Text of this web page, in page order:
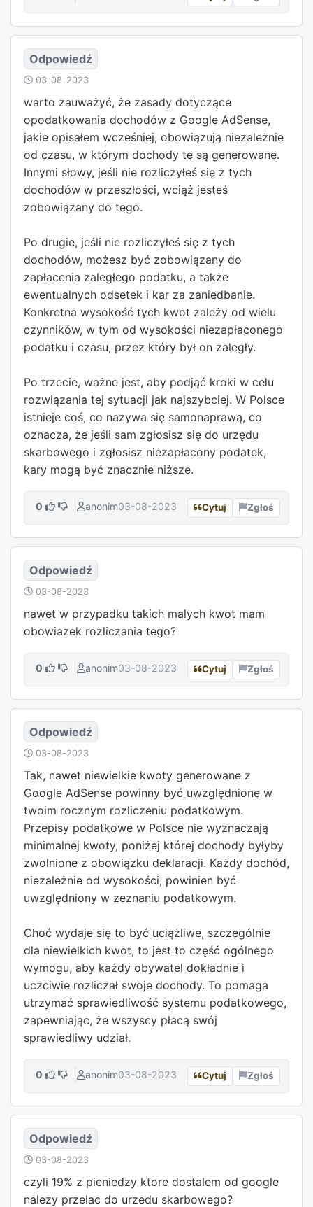
Odpowiedź
03-08-2023
warto zauważyć, że zasady dotyczące
opodatkowania dochodów z Google AdSense,
jakie opisałem wcześniej, obowiązują niezależnie
od czasu, w którym dochody te są generowane.
Innymi słowy, jeśli nie rozliczyłeś się z tych
dochodów w przeszłości, wciąż jesteś
zobowiązany do tego.
Po drugie, jeśli nie rozliczyłeś się z tych
dochodów, możesz być zobowiązany do
zapłacenia zaległego podatku, a także
ewentualnych odsetek i kar za zaniedbanie.
Konkretna wysokość tych kwot zależy od wielu
czynników, w tym od wysokości niezapłaconego
podatku i czasu, przez który był on zaległy.
Po trzecie, ważne jest, aby podjąć kroki w celu
rozwiązania tej sytuacji jak najszybciej. W Polsce
istnieje coś, co nazywa się samonaprawą, co
oznacza, że jeśli sam zgłosisz się do urzędu
skarbowego i zgłosisz niezapłacony podatek,
kary mogą być znacznie niższe.
0 anonim03-08-2023 Cytuj Zgłoś
Odpowiedź
03-08-2023
nawet w przypadku takich malych kwot mam
obowiazek rozliczania tego?
0 anonim03-08-2023 Cytuj Zgłoś
Odpowiedź
03-08-2023
Tak, nawet niewielkie kwoty generowane z
Google AdSense powinny być uwzględnione w
twoim rocznym rozliczeniu podatkowym.
Przepisy podatkowe w Polsce nie wyznaczają
minimalnej kwoty, poniżej której dochody byłyby
zwolnione z obowiązku deklaracji. Każdy dochód,
niezależnie od wysokości, powinien być
uwzględniony w zeznaniu podatkowym.
Choć wydaje się to być uciążliwe, szczególnie
dla niewielkich kwot, to jest to część ogólnego
wymogu, aby każdy obywatel dokładnie i
uczciwie rozliczał swoje dochody. To pomaga
utrzymać sprawiedliwość systemu podatkowego,
zapewniając, że wszyscy płacą swój
sprawiedliwy udział.
0 anonim03-08-2023 Cytuj Zgłoś
Odpowiedź
03-08-2023
czyli 19% z pieniedzy ktore dostalem od google
nalezy przelac do urzedu skarbowego?